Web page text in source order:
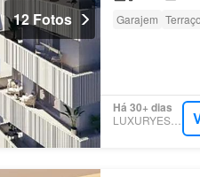
12 Fotos
Garajem Terraço
Há 30+ dias
LUXURYESTATE